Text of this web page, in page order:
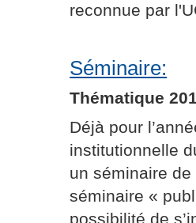
reconnue par
Séminaire:
Thématique
Déjà pour
institutionnelle
un séminaire
séminaire «
possibilité de